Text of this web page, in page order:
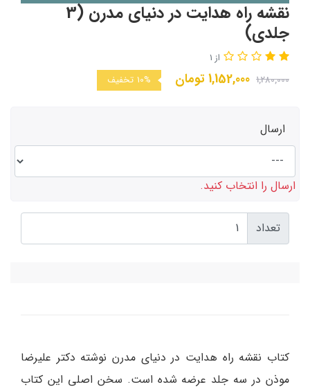
نقشه راه هدایت در دنیای مدرن (3
جلدی)
از 1
1,280,000
1,152,000 تومان 10% تخفیف
ارسال
ارسال را انتخاب کنید.
تعداد
کتاب نقشه راه هدایت در دنیای مدرن نوشته دکتر علیرضا
موذن در سه جلد عرضه شده است. سخن اصلی این کتاب